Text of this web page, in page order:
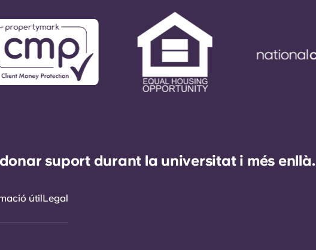
suport durant la universitat i més enllà.
útilLegal